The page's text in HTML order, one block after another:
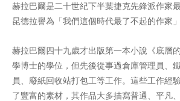
赫拉巴爾是二十世紀下半葉捷克先鋒派作家
昆德拉譽為「我們這個時代最了不起的作家」
赫拉巴爾四十九歲才出版第一本小說《底層
學博士的學位，但先後從事過倉庫管理員、
員、廢紙回收站打包工等工作。這些工作經
了豐富的素材，其作品大多描寫普通、平凡